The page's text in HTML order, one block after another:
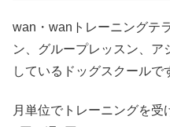
wan・wanトレーニングテ
ン、グループレッスン、ア
しているドッグスクールで
月単位でトレーニングを受